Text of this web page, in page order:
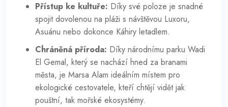
Přístup ke kultuře: Díky své poloze je snadné
spojit dovolenou na pláži s návštěvou Luxoru,
Asuánu nebo dokonce Káhiry letadlem.
Chráněná příroda: Díky národnímu parku Wadi
El Gemal, který se nachází hned za branami
města, je Marsa Alam ideálním místem pro
ekologické cestovatele, kteří chtějí vidět jak
pouštní, tak mořské ekosystémy.